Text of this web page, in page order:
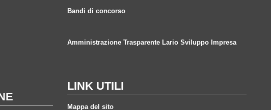
Bandi di concorso
Amministrazione Trasparente Lario Sviluppo Impresa
LINK UTILI
Mappa del sito